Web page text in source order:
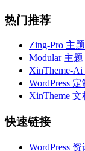
热门推荐
Zing-Pro 主题
Modular 主题
XinTheme-Ai
WordPress
XinTheme
快速链接
WordPress 资